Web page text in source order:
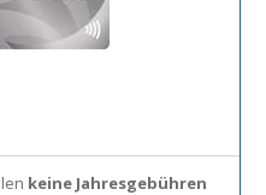
keine Jahresgebühren